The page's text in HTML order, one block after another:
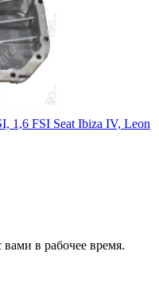
1,6 FSI Seat Ibiza IV, Leon
в рабочее время.